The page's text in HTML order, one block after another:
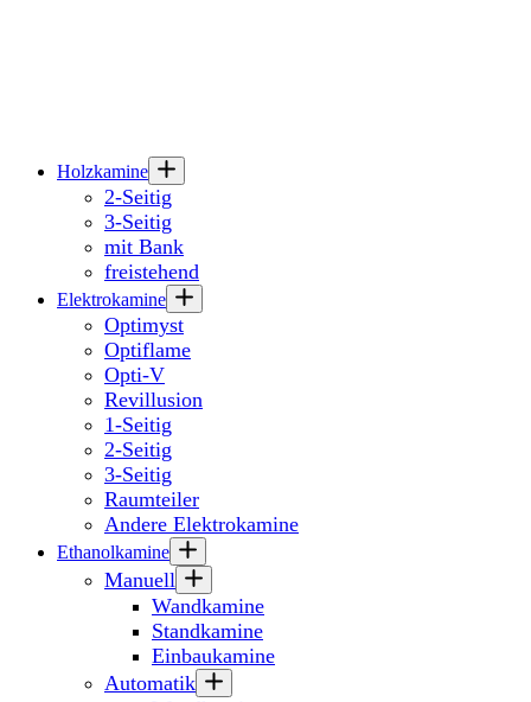
Holzkamine
2-Seitig
3-Seitig
mit Bank
freistehend
Elektrokamine
Optimyst
Optiflame
Opti-V
Revillusion
1-Seitig
2-Seitig
3-Seitig
Raumteiler
Andere Elektrokamine
Ethanolkamine
Manuell
Wandkamine
Standkamine
Einbaukamine
Automatik